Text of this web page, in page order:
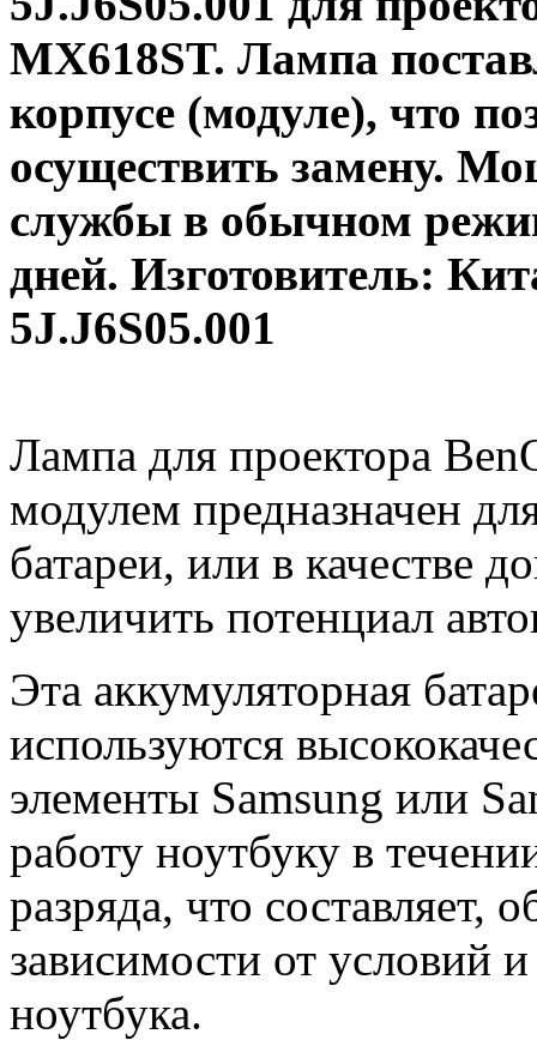
MX618ST. Лампа
корпусе (модуле), что
осуществить замену.
службы в обычном
дней. Изготовитель:
5J.J6S05.001
Лампа для проектора
модулем предназначен
батареи, или в качестве
увеличить потенциал
Эта аккумуляторная
используются
элементы Samsung или
работу ноутбуку в
разряда, что составляет,
зависимости от условий
ноутбука.